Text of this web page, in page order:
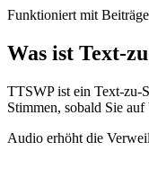
Funktioniert mit
Was ist Text-
TTSWP ist ein Text-zu-
Stimmen, sobald Sie
Audio erhöht die